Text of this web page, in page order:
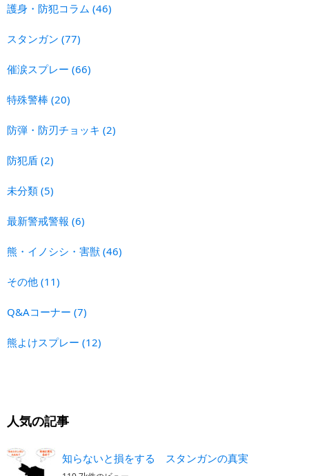
護身・防犯コラム (46)
スタンガン (77)
催涙スプレー (66)
特殊警棒 (20)
防弾・防刃チョッキ (2)
防犯盾 (2)
未分類 (5)
最新警戒警報 (6)
熊・イノシシ・害獣 (46)
その他 (11)
Q&Aコーナー (7)
熊よけスプレー (12)
人気の記事
知らないと損をする スタンガンの真実